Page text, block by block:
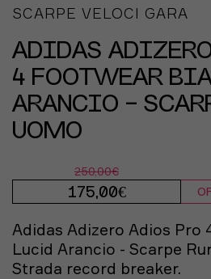
SCARPE VELOCI GARA
ADIDAS
4 FOOTWEAR
ARANCIO -
UOMO
250,00€
175,00€
Adidas Adizero Adios Pro
Lucid Arancio - Scarpe
Strada record breaker.